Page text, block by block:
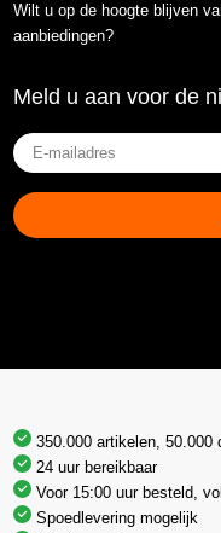
Wilt u op de hoogte blijven
aanbiedingen?
Meld u aan voor de
E-
mailadres
(Vereist)
350.000 artikelen, 50.000
24 uur bereikbaar
Voor 15:00 uur besteld,
Spoedlevering mogelijk